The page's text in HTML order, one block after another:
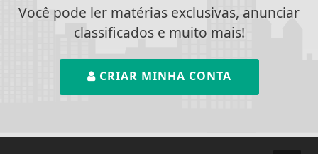
Você pode ler matérias exclusivas, anunciar
classificados e muito mais!
CRIAR MINHA CONTA